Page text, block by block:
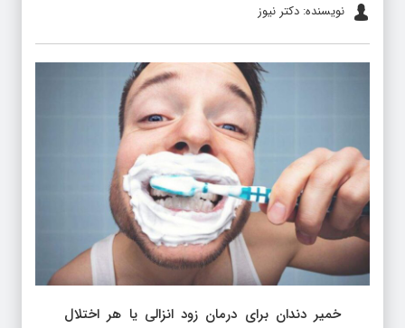
نویسنده: دکتر نیوز
خمیر دندان برای درمان زود انزالی یا هر اختلال